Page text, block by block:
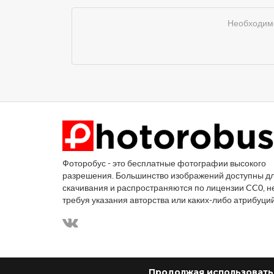
Фоторобус - это бесплатные фотографии высокого
разрешения. Большинство изображений доступны
скачивания и распространяются по лицензии CC0,
требуя указания авторства или каких-либо